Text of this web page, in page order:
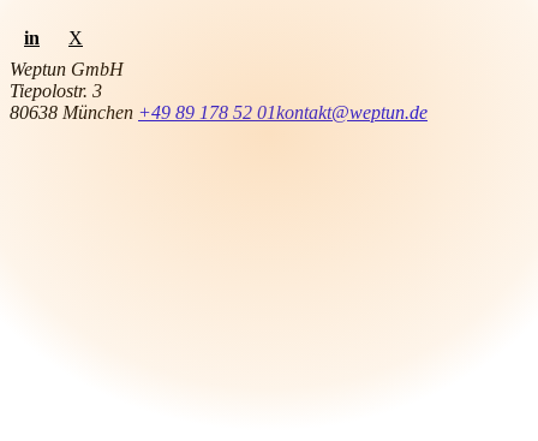
in
X
Weptun GmbH
Tiepolostr. 3
80638 München +49 89 178 52 01kontakt@weptun.de